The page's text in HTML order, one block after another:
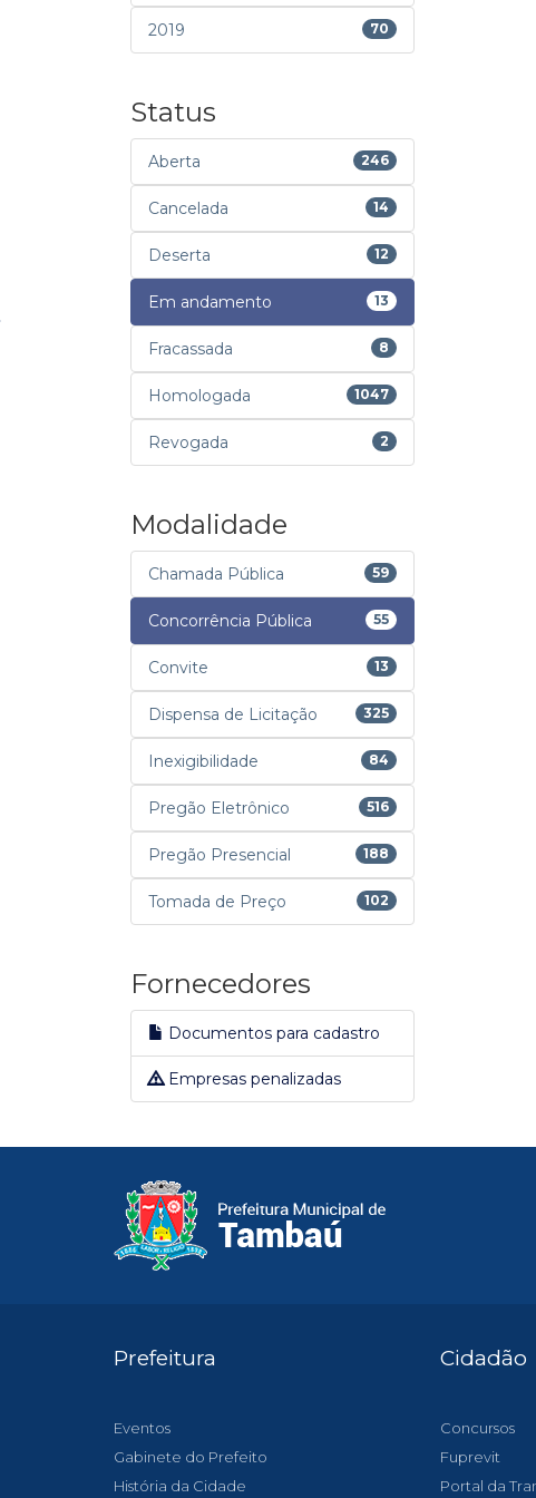
2019 70
Status
Aberta 246
Cancelada 14
Deserta 12
Em andamento 13
Fracassada 8
Homologada 1047
Revogada 2
Modalidade
Chamada Pública 59
Concorrência Pública 55
Convite 13
Dispensa de Licitação 325
Inexigibilidade 84
Pregão Eletrônico 516
Pregão Presencial 188
Tomada de Preço 102
Fornecedores
Documentos para cadastro
Empresas penalizadas
Prefeitura
Eventos
Gabinete do Prefeito
História da Cidade
Cidadão
Concursos
Fuprevit
Portal da